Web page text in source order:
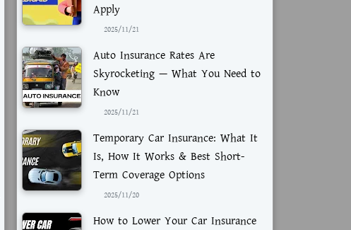
Apply
2025/11/21
Auto Insurance Rates Are
Skyrocketing — What You Need to
Know
2025/11/21
Temporary Car Insurance: What It
Is, How It Works & Best Short-
Term Coverage Options
2025/11/20
How to Lower Your Car Insurance